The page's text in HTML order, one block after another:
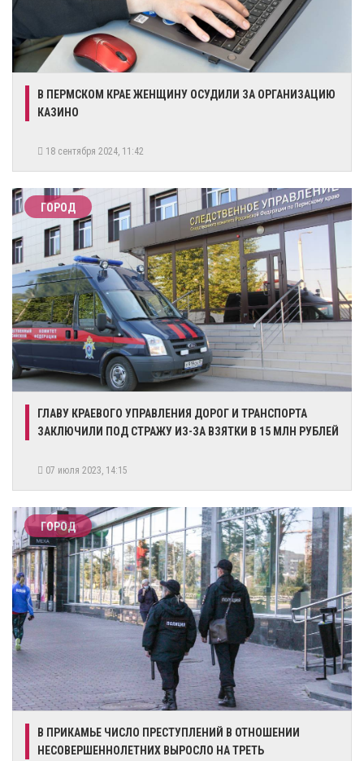
В ПЕРМСКОМ КРАЕ ЖЕНЩИНУ ОСУДИЛИ ЗА ОРГАНИЗАЦИЮ
КАЗИНО
18 сентября 2024, 11:42
ГОРОД
ГЛАВУ КРАЕВОГО УПРАВЛЕНИЯ ДОРОГ И ТРАНСПОРТА
ЗАКЛЮЧИЛИ ПОД СТРАЖУ ИЗ-ЗА ВЗЯТКИ В 15 МЛН РУБЛЕЙ
07 июля 2023, 14:15
ГОРОД
В ПРИКАМЬЕ ЧИСЛО ПРЕСТУПЛЕНИЙ В ОТНОШЕНИИ
НЕСОВЕРШЕННОЛЕТНИХ ВЫРОСЛО НА ТРЕТЬ